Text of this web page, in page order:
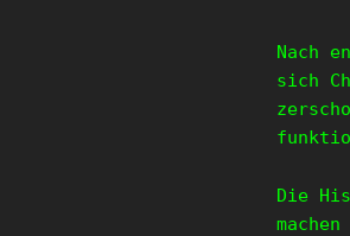
Nach
sich
Die